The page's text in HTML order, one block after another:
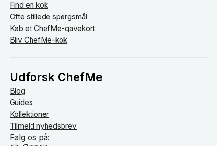
Find en kok
Ofte stillede spørgsmål
Køb et ChefMe-gavekort
Bliv ChefMe-kok
Udforsk ChefMe
Blog
Guides
Kollektioner
Tilmeld nyhedsbrev
Følg os på: